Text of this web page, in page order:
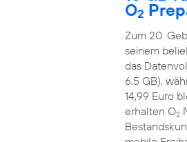
O2
Zum 20.
seinem
das
6,5 GB),
14,99 Euro
erhalten O2